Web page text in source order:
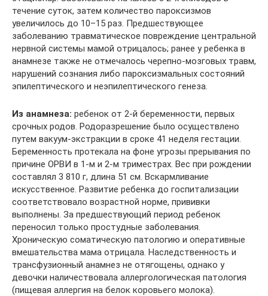
течение суток, затем количество пароксизмов
увеличилось до 10–15 раз. Предшествующее
заболеванию травматическое повреждение центральной
нервной системы мамой отрицалось; ранее у ребенка в
анамнезе также не отмечалось черепно-мозговых травм,
нарушений сознания либо пароксизмальных состояний
эпилептического и неэпилептического генеза.
Из анамнеза: ребенок от 2-й беременности, первых
срочных родов. Родоразрешение было осуществлено
путем вакуум-экстракции в сроке 41 неделя гестации.
Беременность протекала на фоне угрозы прерывания по
причине ОРВИ в 1-м и 2-м триместрах. Вес при рождении
составлял 3 810 г, длина 51 см. Вскармливание
искусственное. Развитие ребенка до госпитализации
соответствовало возрастной норме, прививки
выполнены. За предшествующий период ребенок
переносил только простудные заболевания.
Хроническую соматическую патологию и оперативные
вмешательства мама отрицала. Наследственность и
трансфузионный анамнез не отягощены, однако у
девочки наличествовала аллергологическая патология
(пищевая аллергия на белок коровьего молока).